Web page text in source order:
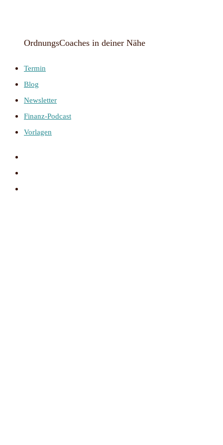
OrdnungsCoaches in deiner Nähe
Termin
Blog
Newsletter
Finanz-Podcast
Vorlagen